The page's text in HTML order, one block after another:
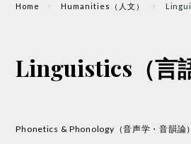
Home Humanities（人文）
Linguistics（言
Phonetics & Phonology（音声学・音韻論）